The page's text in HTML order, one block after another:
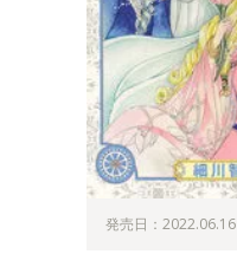
発売日：2022.06.16